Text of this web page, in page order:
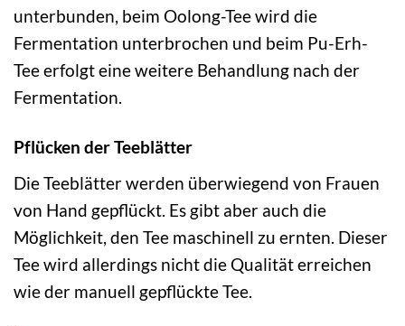
unterbunden, beim Oolong-Tee wird die
Fermentation unterbrochen und beim Pu-Erh-
Tee erfolgt eine weitere Behandlung nach der
Fermentation.
Pflücken der Teeblätter
Die Teeblätter werden überwiegend von Frauen
von Hand gepflückt. Es gibt aber auch die
Möglichkeit, den Tee maschinell zu ernten. Dieser
Tee wird allerdings nicht die Qualität erreichen
wie der manuell gepflückte Tee.